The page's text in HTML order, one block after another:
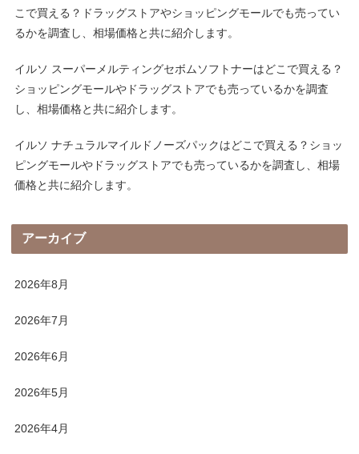
こで買える？ドラッグストアやショッピングモールでも売ってい
るかを調査し、相場価格と共に紹介します。
イルソ スーパーメルティングセボムソフトナーはどこで買える？
ショッピングモールやドラッグストアでも売っているかを調査
し、相場価格と共に紹介します。
イルソ ナチュラルマイルドノーズパックはどこで買える？ショッ
ピングモールやドラッグストアでも売っているかを調査し、相場
価格と共に紹介します。
アーカイブ
2026年8月
2026年7月
2026年6月
2026年5月
2026年4月